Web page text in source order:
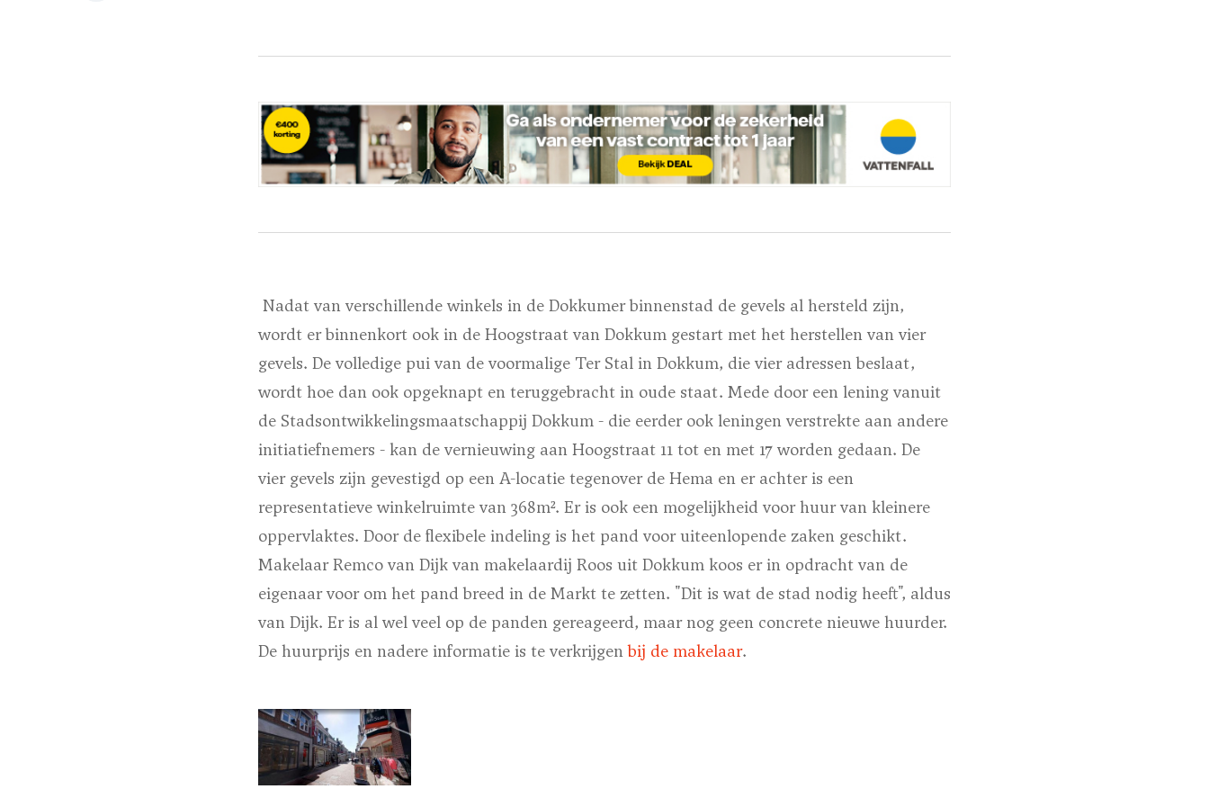
Nadat van verschillende winkels in de Dokkumer binnenstad de gevels al hersteld zijn,
wordt er binnenkort ook in de Hoogstraat van Dokkum gestart met het herstellen van vier
gevels. De volledige pui van de voormalige Ter Stal in Dokkum, die vier adressen beslaat,
wordt hoe dan ook opgeknapt en teruggebracht in oude staat. Mede door een lening vanuit
de Stadsontwikkelingsmaatschappij Dokkum - die eerder ook leningen verstrekte aan andere
initiatiefnemers - kan de vernieuwing aan Hoogstraat 11 tot en met 17 worden gedaan. De
vier gevels zijn gevestigd op een A-locatie tegenover de Hema en er achter is een
representatieve winkelruimte van 368m². Er is ook een mogelijkheid voor huur van kleinere
oppervlaktes. Door de flexibele indeling is het pand voor uiteenlopende zaken geschikt.
Makelaar Remco van Dijk van makelaardij Roos uit Dokkum koos er in opdracht van de
eigenaar voor om het pand breed in de Markt te zetten. "Dit is wat de stad nodig heeft", aldus
van Dijk. Er is al wel veel op de panden gereageerd, maar nog geen concrete nieuwe huurder.
De huurprijs en nadere informatie is te verkrijgenbij de makelaar.